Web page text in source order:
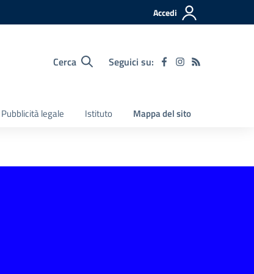
Accedi
Cerca Seguici su:
Pubblicità legale Istituto Mappa del sito